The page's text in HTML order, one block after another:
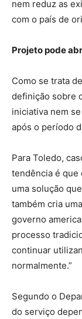
nem reduz as
com o país de
Projeto pode
Como se trata
definição sobre
iniciativa nem
após o período
Para Toledo,
tendência é que
uma solução
também cria
governo
processo
continuar
normalmente.”
Segundo o
do serviço